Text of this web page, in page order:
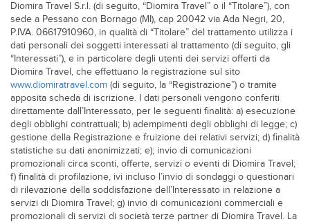
Diomira Travel S.r.l. (di seguito, “Diomira Travel” o il “Titolare”), con
sede a Pessano con Bornago (MI), cap 20042 via Ada Negri, 20,
P.IVA. 06617910960, in qualità di “Titolare” del trattamento utilizza i
dati personali dei soggetti interessati al trattamento (di seguito, gli
“Interessati”), e in particolare degli utenti dei servizi offerti da
Diomira Travel, che effettuano la registrazione sul sito
www.diomiratravel.com (di seguito, la “Registrazione”) o tramite
apposita scheda di iscrizione. I dati personali vengono conferiti
direttamente dall’Interessato, per le seguenti finalità: a) esecuzione
degli obblighi contrattuali; b) adempimenti degli obblighi di legge; c)
gestione della Registrazione e fruizione dei relativi servizi; d) finalità
statistiche su dati anonimizzati; e); invio di comunicazioni
promozionali circa sconti, offerte, servizi o eventi di Diomira Travel;
f) finalità di profilazione, ivi incluso l’invio di sondaggi o questionari
di rilevazione della soddisfazione dell’Interessato in relazione a
servizi di Diomira Travel; g) invio di comunicazioni commerciali e
promozionali di servizi di società terze partner di Diomira Travel. La